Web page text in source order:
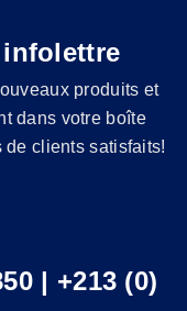
produits et
dans votre boîte
clients satisfaits!
| +213 (0)